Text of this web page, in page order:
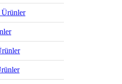
Ürünler